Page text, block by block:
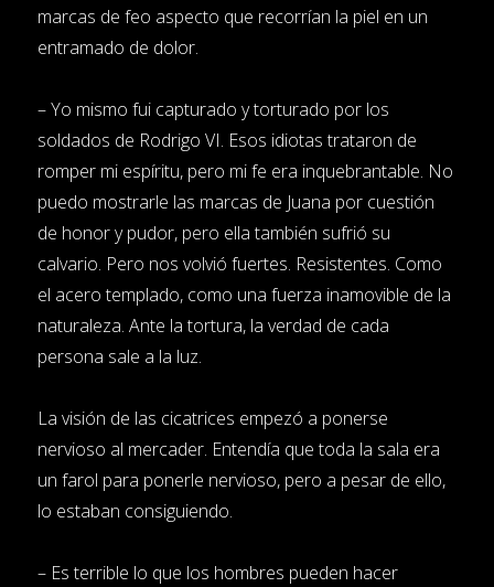
marcas de feo aspecto que recorrían la piel en un
entramado de dolor.
– Yo mismo fui capturado y torturado por los
soldados de Rodrigo VI. Esos idiotas trataron de
romper mi espíritu, pero mi fe era inquebrantable. No
puedo mostrarle las marcas de Juana por cuestión
de honor y pudor, pero ella también sufrió su
calvario. Pero nos volvió fuertes. Resistentes. Como
el acero templado, como una fuerza inamovible de la
naturaleza. Ante la tortura, la verdad de cada
persona sale a la luz.
La visión de las cicatrices empezó a ponerse
nervioso al mercader. Entendía que toda la sala era
un farol para ponerle nervioso, pero a pesar de ello,
lo estaban consiguiendo.
– Es terrible lo que los hombres pueden hacer